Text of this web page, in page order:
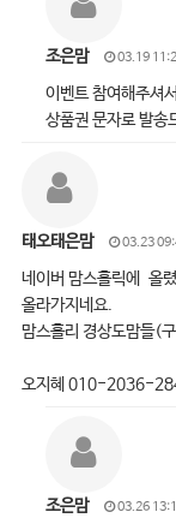
조은맘 03.19
이벤트 참여해주셔
상품권 문자로 발
태오태은맘 03.23
네이버 맘스홀릭에 올
올라가지네요.
맘스홀리 경상도맘들(
오지혜 010-2036-
조은맘 03.26